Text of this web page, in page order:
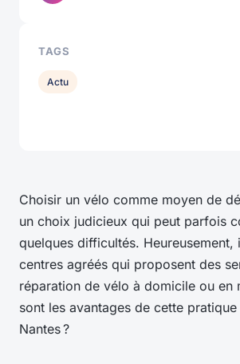
Choisir un vélo comme moyen de
un choix judicieux qui peut parfois
quelques difficultés. Heureusement,
centres agréés qui proposent des
réparation de vélo à domicile ou en
sont les avantages de cette
Nantes ?
TAGS
Actu